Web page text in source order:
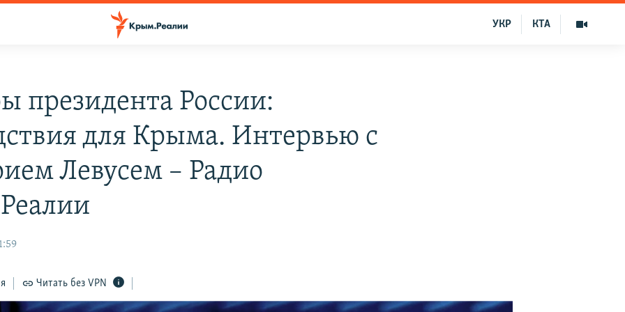
КТА
УКР
президента России:
для Крыма. Интервью с
Левусем – Радио
Читать без VPN